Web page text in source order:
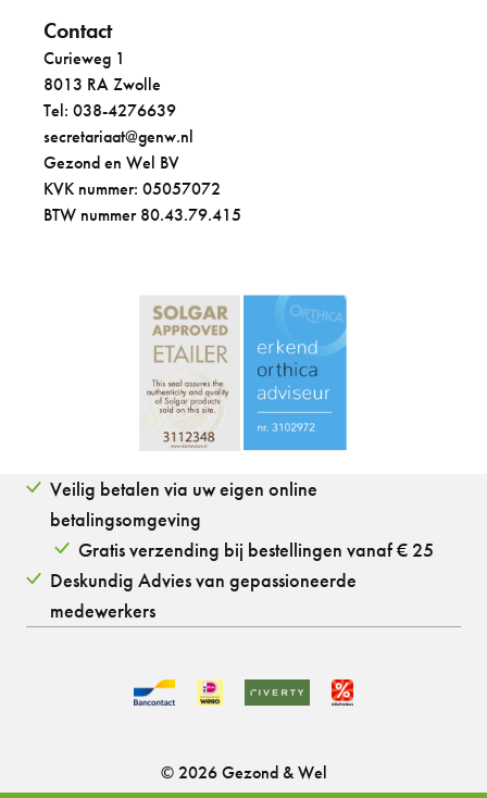
Contact
Curieweg 1
8013 RA Zwolle
Tel: 038-4276639
secretariaat@genw.nl
Gezond en Wel BV
KVK nummer: 05057072
BTW nummer 80.43.79.415
Veilig betalen via uw eigen online
betalingsomgeving
Gratis verzending bij bestellingen vanaf € 25
Deskundig Advies van gepassioneerde
medewerkers
© 2026 Gezond & Wel